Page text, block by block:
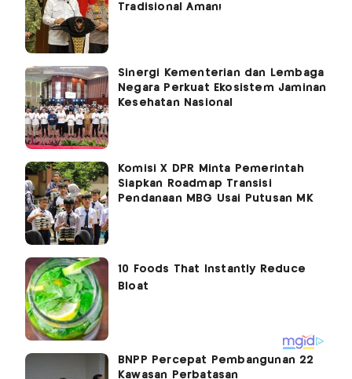
Tradisional Aman!
Sinergi Kementerian dan Lembaga
Negara Perkuat Ekosistem Jaminan
Kesehatan Nasional
Komisi X DPR Minta Pemerintah
Siapkan Roadmap Transisi
Pendanaan MBG Usai Putusan MK
BNPP Percepat Pembangunan 22
Kawasan Perbatasan